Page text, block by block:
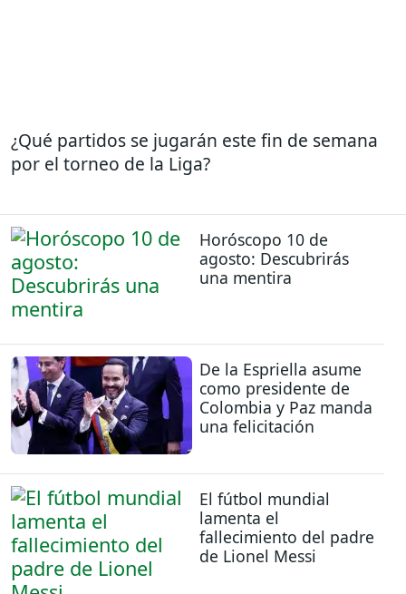
¿Qué partidos se jugarán este fin de semana
por el torneo de la Liga?
Horóscopo 10 de
agosto: Descubrirás
una mentira
De la Espriella asume
como presidente de
Colombia y Paz manda
una felicitación
El fútbol mundial
lamenta el
fallecimiento del padre
de Lionel Messi